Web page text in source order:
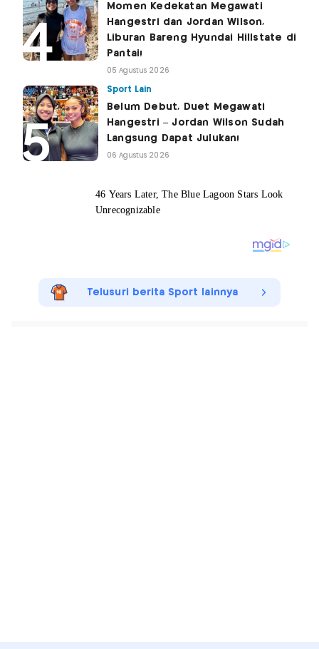
Momen Kedekatan Megawati
Hangestri dan Jordan Wilson,
Liburan Bareng Hyundai Hillstate di
Pantai!
05 Agustus 2026
Sport Lain
Belum Debut, Duet Megawati
Hangestri – Jordan Wilson Sudah
Langsung Dapat Julukan!
06 Agustus 2026
Telusuri berita Sport lainnya